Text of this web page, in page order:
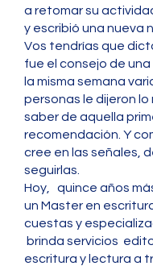
a retomar su
y escribió una nueva
Vos tendrías que
fue el consejo de una
la misma semana
personas le dijeron lo
saber de aquella
recomendación. Y
cree en las señales,
seguirlas.
Hoy, quince años
un Master en
cuestas y
brinda servicios
escritura y lectura a